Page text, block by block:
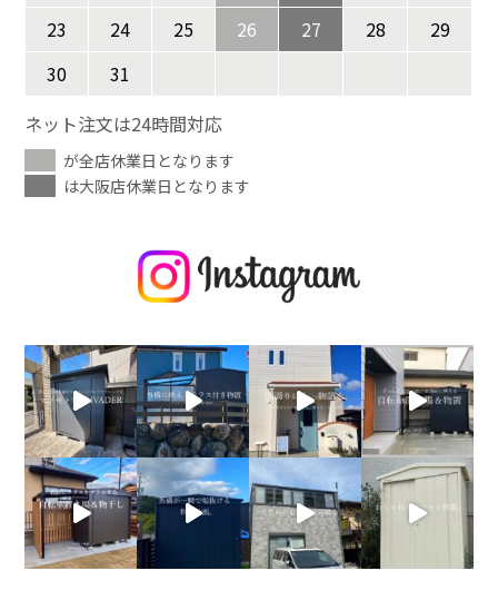
23
24 25 26 27 28
29
30
31
ネット注文は24時間対応
が全店休業日となります
は大阪店休業日となります